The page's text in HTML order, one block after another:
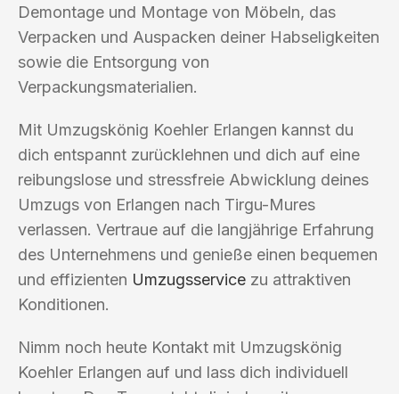
Demontage und Montage von Möbeln, das
Verpacken und Auspacken deiner Habseligkeiten
sowie die Entsorgung von
Verpackungsmaterialien.
Mit Umzugskönig Koehler Erlangen kannst du
dich entspannt zurücklehnen und dich auf eine
reibungslose und stressfreie Abwicklung deines
Umzugs von Erlangen nach Tirgu-Mures
verlassen. Vertraue auf die langjährige Erfahrung
des Unternehmens und genieße einen bequemen
und effizienten Umzugsservice zu attraktiven
Konditionen.
Nimm noch heute Kontakt mit Umzugskönig
Koehler Erlangen auf und lass dich individuell